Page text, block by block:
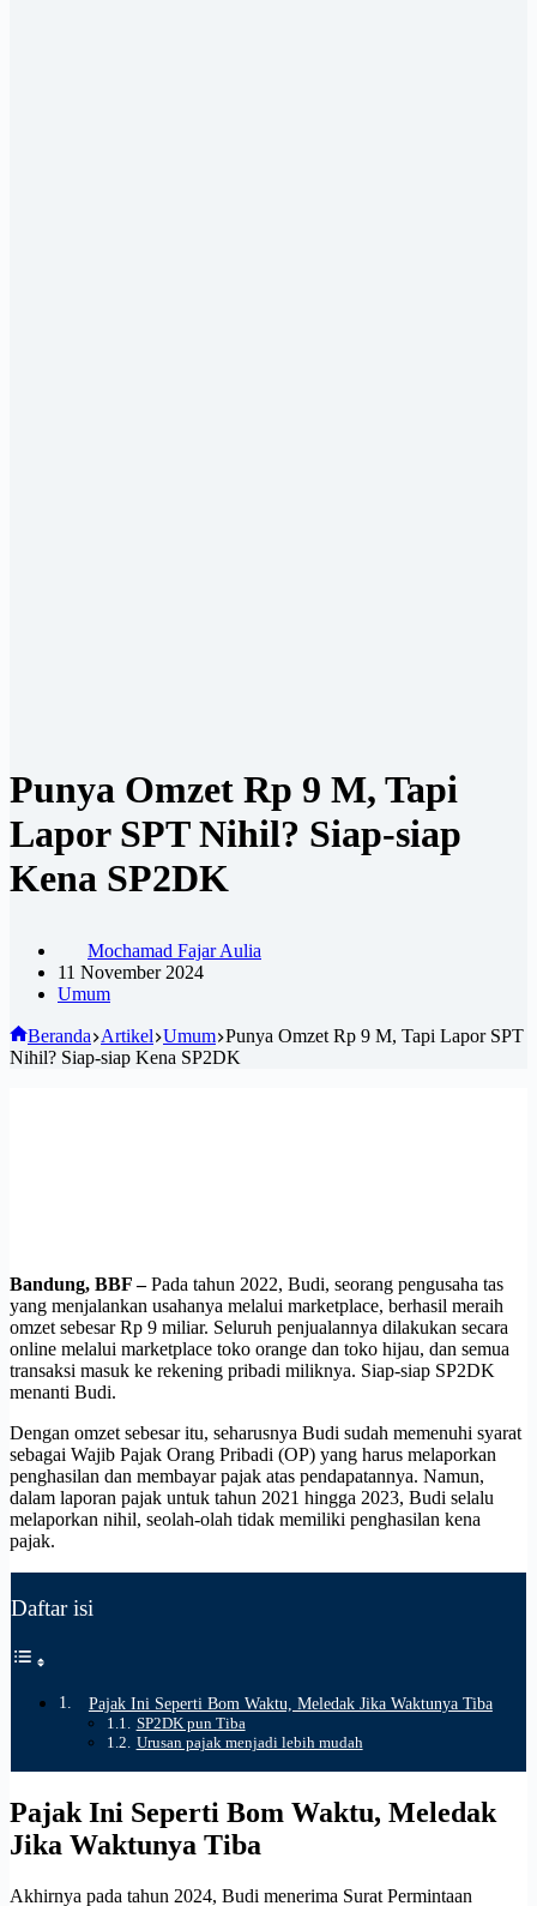
Punya Omzet Rp 9 M, Tapi
Lapor SPT Nihil? Siap-siap
Kena SP2DK
Mochamad Fajar Aulia
11 November 2024
Umum
Beranda Artikel Umum Punya Omzet Rp 9 M, Tapi Lapor SPT
Nihil? Siap-siap Kena SP2DK
Bandung, BBF –Pada tahun 2022, Budi, seorang pengusaha tas
yang menjalankan usahanya melalui marketplace, berhasil meraih
omzet sebesar Rp 9 miliar. Seluruh penjualannya dilakukan secara
online melalui marketplace toko orange dan toko hijau, dan semua
transaksi masuk ke rekening pribadi miliknya. Siap-siap SP2DK
menanti Budi.
Dengan omzet sebesar itu, seharusnya Budi sudah memenuhi syarat
sebagai Wajib Pajak Orang Pribadi (OP) yang harus melaporkan
penghasilan dan membayar pajak atas pendapatannya. Namun,
dalam laporan pajak untuk tahun 2021 hingga 2023, Budi selalu
melaporkan nihil, seolah-olah tidak memiliki penghasilan kena
pajak.
Daftar isi
Pajak Ini Seperti Bom Waktu, Meledak Jika Waktunya Tiba
SP2DK pun Tiba
Urusan pajak menjadi lebih mudah
Pajak Ini Seperti Bom Waktu, Meledak
Jika Waktunya Tiba
Akhirnya pada tahun 2024, Budi menerima Surat Permintaan